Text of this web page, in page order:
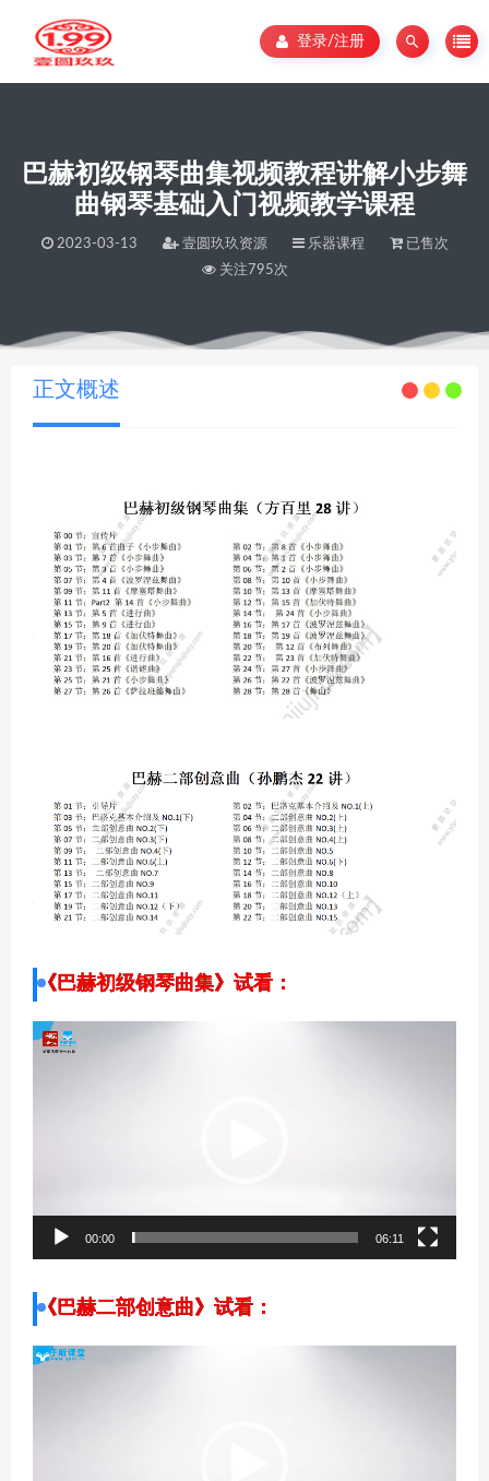
登录/注册
巴赫初级钢琴曲集视频教程讲解小步舞
曲钢琴基础入门视频教学课程
2023-03-13 壹圆玖玖资源 乐器课程
已售次
关注795次
当前位置：壹圆玖玖资源 >巴赫初级钢琴曲集视频教程讲解小步舞曲钢琴基础入门视频教学课程
正文概述
《巴赫初级钢琴曲集》试看：
视
00:00 06:11
《巴赫二部创意曲》试看：
视